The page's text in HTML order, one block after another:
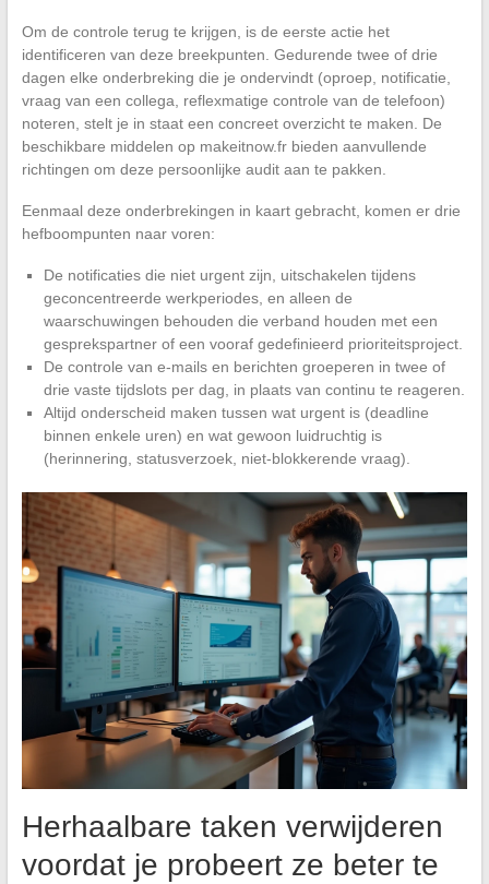
Om de controle terug te krijgen, is de eerste actie het
identificeren van deze breekpunten. Gedurende twee of drie
dagen elke onderbreking die je ondervindt (oproep, notificatie,
vraag van een collega, reflexmatige controle van de telefoon)
noteren, stelt je in staat een concreet overzicht te maken. De
beschikbare middelen op makeitnow.fr bieden aanvullende
richtingen om deze persoonlijke audit aan te pakken.
Eenmaal deze onderbrekingen in kaart gebracht, komen er drie
hefboompunten naar voren:
De notificaties die niet urgent zijn, uitschakelen tijdens
geconcentreerde werkperiodes, en alleen de
waarschuwingen behouden die verband houden met een
gesprekspartner of een vooraf gedefinieerd prioriteitsproject.
De controle van e-mails en berichten groeperen in twee of
drie vaste tijdslots per dag, in plaats van continu te reageren.
Altijd onderscheid maken tussen wat urgent is (deadline
binnen enkele uren) en wat gewoon luidruchtig is
(herinnering, statusverzoek, niet-blokkerende vraag).
Herhaalbare taken verwijderen
voordat je probeert ze beter te